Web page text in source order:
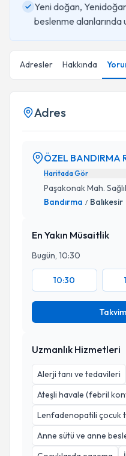
Yeni doğan,
beslenme alanlarında
Adresler Hakkında
Adres
ÖZEL BANDIRMA
Haritada Gör
Paşakonak Mah.
Bandırma / Balıkesir
En Yakın Müsaitlik
Bugün, 10:30
10:30
Uzmanlık Hizmetleri
Alerji tanı ve tedavileri
Ateşli havale (febril
Lenfadenopatili çocuk
Anne sütü ve anne